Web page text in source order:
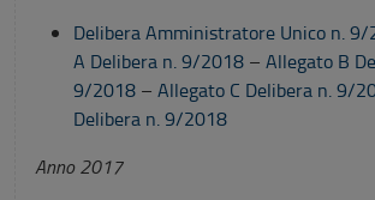
Delibera Amministratore Unico n.
A Delibera n. 9/2018 – Allegato B
9/2018 – Allegato C Delibera n. 9/
Delibera n. 9/2018
Anno 2017